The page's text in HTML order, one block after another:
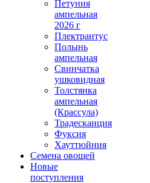
Петуния
ампельная
2026 г
Плектрантус
Полынь
ампельная
Свинчатка
ушковидная
Толстянка
ампельная
(Крассула)
Традесканция
Фуксия
Хауттюйния
Семена овощей
Новые
поступления